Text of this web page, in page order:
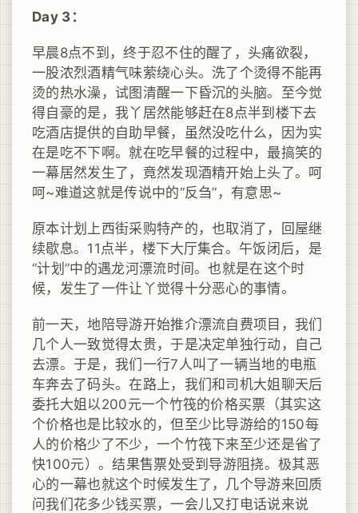
Day 3：
早晨8点不到，终于忍不住的醒了，头痛欲裂，
一股浓烈酒精气味萦绕心头。洗了个烫得不能再
烫的热水澡，试图清醒一下昏沉的头脑。至今觉
得自豪的是，我丫居然能够赶在8点半到楼下去
吃酒店提供的自助早餐，虽然没吃什么，因为实
在是吃不下啊。就在吃早餐的过程中，最搞笑的
一幕居然发生了，竟然发现酒精开始上头了。呵
呵~难道这就是传说中的“反刍”，有意思~
原本计划上西街采购特产的，也取消了，回屋继
续歇息。11点半，楼下大厅集合。午饭闭后，是
“计划”中的遇龙河漂流时间。也就是在这个时
候，发生了一件让丫觉得十分恶心的事情。
前一天，地陪导游开始推介漂流自费项目，我们
几个人一致觉得太贵，于是决定单独行动，自己
去漂。于是，我们一行7人叫了一辆当地的电瓶
车奔去了码头。在路上，我们和司机大姐聊天后
委托大姐以200元一个竹筏的价格买票（其实这
个价格也是比较水的，但至少比导游给的150每
人的价格少了不少，一个竹筏下来至少还是省了
快100元）。结果售票处受到导游阻挠。极其恶
心的一幕也就这个时候发生了，几个导游来回质
问我们花多少钱买票，一会儿又打电话说来说